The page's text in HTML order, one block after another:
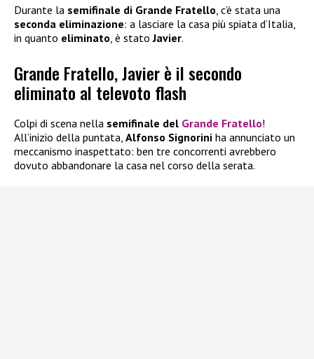
Durante la semifinale di Grande Fratello , c’è stata una
seconda eliminazione: a lasciare la casa più spiata d’Italia,
in quanto eliminato , è statoJavier.
Grande Fratello, Javier è il secondo
eliminato al televoto flash
Colpi di scena nella semifinale del Grande Fratello!
All’inizio della puntata, Alfonso Signorini ha annunciato un
meccanismo inaspettato: ben tre concorrenti avrebbero
dovuto abbandonare la casa nel corso della serata.